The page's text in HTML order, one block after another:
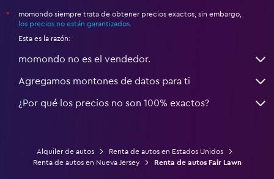
*
momondo siempre trata de obtener precios exactos, sin embargo,
los precios no están garantizados.
Esta es la razón:
momondo no es el vendedor.
Agregamos montones de datos para ti
¿Por qué los precios no son 100% exactos?
Alquiler de autos
Renta de autos en Estados Unidos
Renta de autos en Nueva Jersey
Renta de autos Fair Lawn